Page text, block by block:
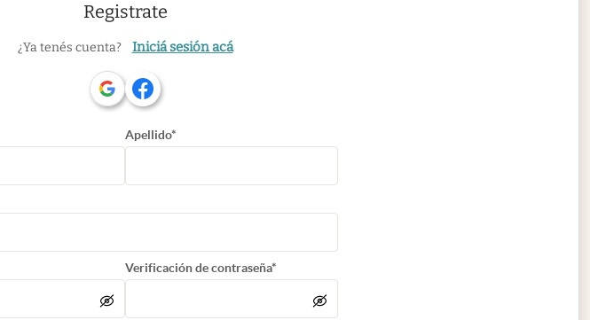
Registrate
¿Ya tenés cuenta? Iniciá sesión acá
Apellido*
Verificación de contraseña*